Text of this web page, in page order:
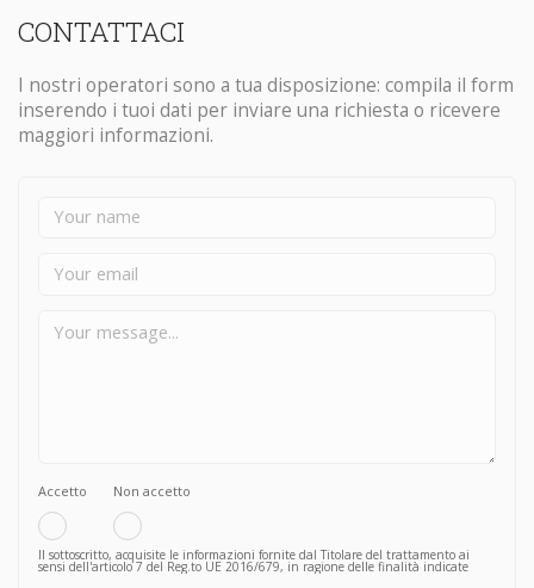
CONTATTACI
I nostri operatori sono a tua disposizione: compila il form
inserendo i tuoi dati per inviare una richiesta o ricevere
maggiori informazioni.
Accetto Non accetto
Il sottoscritto, acquisite le informazioni fornite dal Titolare del trattamento ai
sensi dell'articolo 7 del Reg.to UE 2016/679, in ragione delle finalità indicate
nella privacy policy relativamente al trattamento dei propri dati personali,